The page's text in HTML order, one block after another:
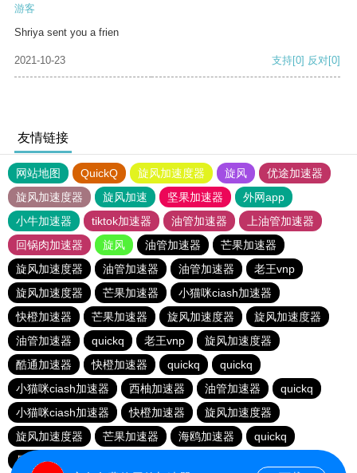
游客
Shriya sent you a frien
2021-10-23 支持[0] 反对[0]
友情链接
网站地图 QuickQ 旋风加速度器 旋风
优途加速器
旋风加速度器
旋风加速 坚果加速器
外网app
小牛加速器
tiktok加速器 油管加速器
上油管加速器
回锅肉加速器
旋风 油管加速器
芒果加速器
旋风加速度器
油管加速器 油管加速器
老王vnp
旋风加速度器
芒果加速器
小猫咪ciash加速器
快橙加速器
芒果加速器 旋风加速度器
旋风加速度器
油管加速器
quickq 老王vnp
旋风加速度器
酷通加速器
快橙加速器 quickq
quickq
小猫咪ciash加速器
西柚加速器 油管加速器
quickq
小猫咪ciash加速器
快橙加速器
旋风加速度器
旋风加速度器
芒果加速器 海鸥加速器
quickq
暴雪vp